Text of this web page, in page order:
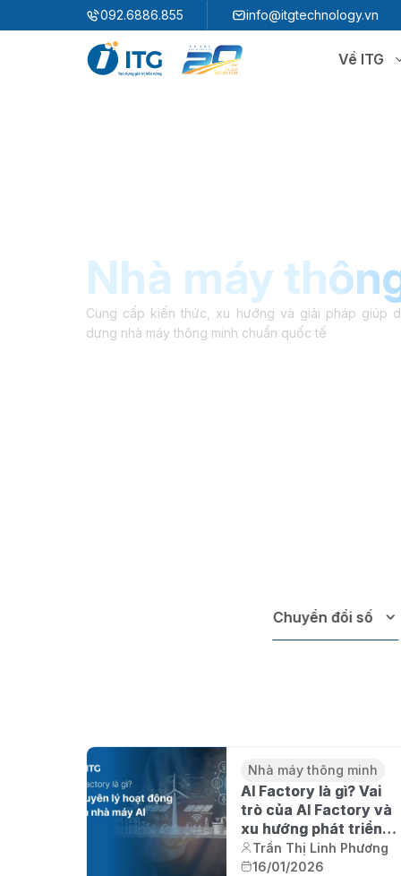
092.6886.855 info@itgtechnology.vn
Về ITG
3S SPS
3S QMS
3S MMS
3S EMS
3S F-INSIGHT
Nhà máy
Cung cấp kiến thức, xu hướng và giải pháp giúp
dựng nhà máy thông minh chuẩn quốc tế
Chuyển đổi số
Nhà máy thông minh
AI Factory là gì? Vai
trò của AI Factory và
xu hướng phát triển
của nhà máy AI tại
Việt Nam
Trần Thị Linh Phương
16/01/2026